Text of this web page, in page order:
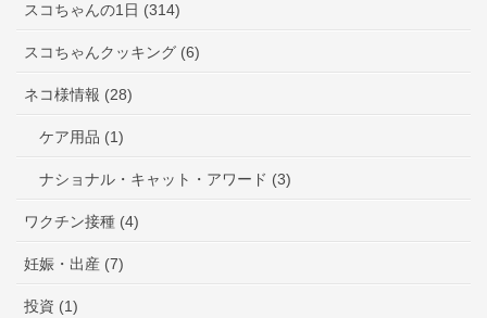
スコちゃんの1日 (314)
スコちゃんクッキング (6)
ネコ様情報 (28)
ケア用品 (1)
ナショナル・キャット・アワード (3)
ワクチン接種 (4)
妊娠・出産 (7)
投資 (1)